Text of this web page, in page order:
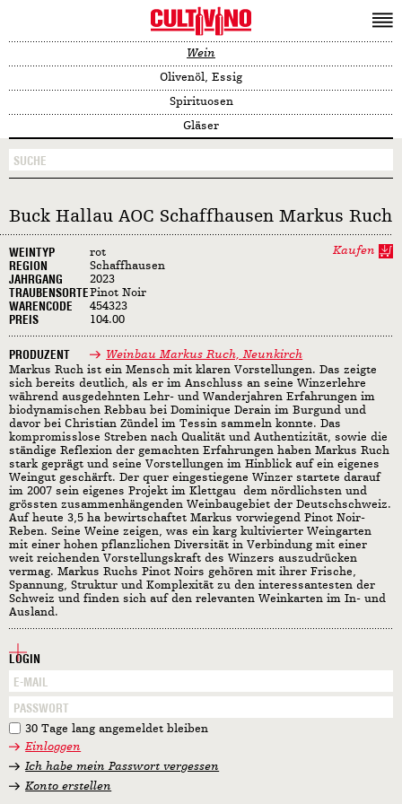
Wein
Olivenöl, Essig
Spirituosen
Gläser
Buck Hallau AOC Schaffhausen Markus Ruch
WEINTYP rot
REGION Schaffhausen
JAHRGANG 2023
TRAUBENSORTEPinot Noir
WARENCODE 454323
PREIS 104.00
Kaufen
PRODUZENT
Weinbau Markus Ruch, Neunkirch
Markus Ruch ist ein Mensch mit klaren Vorstellungen. Das zeigte
sich bereits deutlich, als er im Anschluss an seine Winzerlehre
während ausgedehnten Lehr- und Wanderjahren Erfahrungen im
biodynamischen Rebbau bei Dominique Derain im Burgund und
davor bei Christian Zündel im Tessin sammeln konnte. Das
kompromisslose Streben nach Qualität und Authentizität, sowie die
ständige Reflexion der gemachten Erfahrungen haben Markus Ruch
stark geprägt und seine Vorstellungen im Hinblick auf ein eigenes
Weingut geschärft. Der quer eingestiegene Winzer startete darauf
im 2007 sein eigenes Projekt im Klettgau  dem nördlichsten und
grössten zusammenhängenden Weinbaugebiet der Deutschschweiz.
Auf heute 3,5 ha bewirtschaftet Markus vorwiegend Pinot Noir-
Reben. Seine Weine zeigen, was ein karg kultivierter Weingarten
mit einer hohen pflanzlichen Diversität in Verbindung mit einer
weit reichenden Vorstellungskraft des Winzers auszudrücken
vermag. Markus Ruchs Pinot Noirs gehören mit ihrer Frische,
Spannung, Struktur und Komplexität zu den interessantesten der
Schweiz und finden sich auf den relevanten Weinkarten im In- und
Ausland.
LOGIN
30 Tage lang angemeldet bleiben
Einloggen
Ich habe mein Passwort vergessen
Konto erstellen